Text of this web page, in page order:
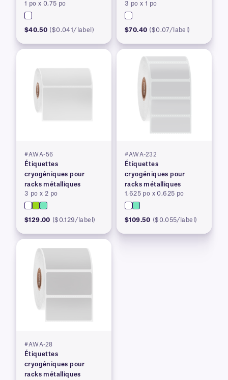
1 po x 0,75 po
$40.50 ($0.041/label)
3 po x 1 po
$70.40 ($0.07/label)
#AWA-56
Étiquettes
cryogéniques pour
racks métalliques
3 po x 2 po
$129.00 ($0.129/label)
#AWA-232
Étiquettes
cryogéniques pour
racks métalliques
1,625 po x 0,625 po
$109.50 ($0.055/label)
#AWA-28
Étiquettes
cryogéniques pour
racks métalliques